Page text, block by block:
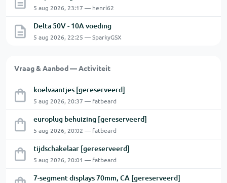
5 aug 2026, 23:17 — henri62
Delta 50V - 10A voeding
5 aug 2026, 22:25 — SparkyGSX
Vraag & Aanbod — Activiteit
koelvaantjes [gereserveerd]
5 aug 2026, 20:37 — fatbeard
europlug behuizing [gereserveerd]
5 aug 2026, 20:02 — fatbeard
tijdschakelaar [gereserveerd]
5 aug 2026, 20:01 — fatbeard
7-segment displays 70mm, CA [gereserveerd]